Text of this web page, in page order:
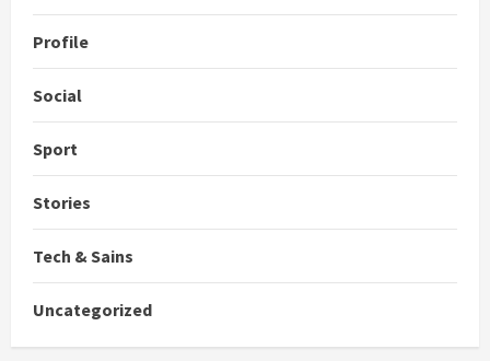
Profile
Social
Sport
Stories
Tech & Sains
Uncategorized